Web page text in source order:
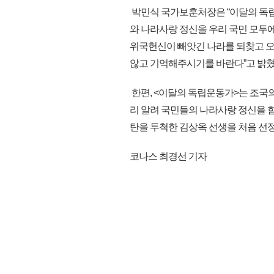
박민식 국가보훈처장은 “이달의
와 나라사랑 정신을 우리 국민 모두
위국헌신이 빼앗긴 나라를 되찾고
않고 기억해주시기를 바란다”고 밝
한편, <이달의 독립운동가>는 조국
리 알려 국민들의 나라사랑 정신을
탄을 투척한 김상옥 선생을 처음 선
코나스 최경선 기자